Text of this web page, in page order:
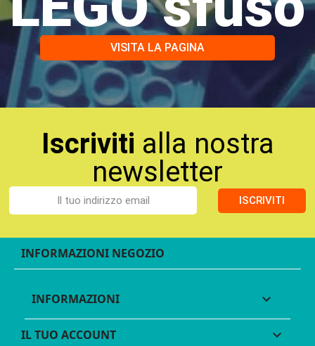
VISITA LA PAGINA
Iscriviti alla nostra
newsletter
ISCRIVITI
INFORMAZIONI NEGOZIO
INFORMAZIONI 
IL TUO ACCOUNT 